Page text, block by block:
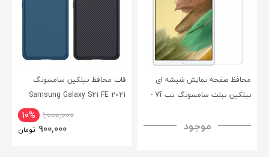
محافظ صفحه نمایش شیشه ای
نیلکین تبلت سامسونگ تب آ7 -
H+ Anti-explosion Tempered
موجود
قاب محافظ نیلکین سامسونگ
Samsung Galaxy S21 FE 2021
10% 1,000,000
900,000 تومان